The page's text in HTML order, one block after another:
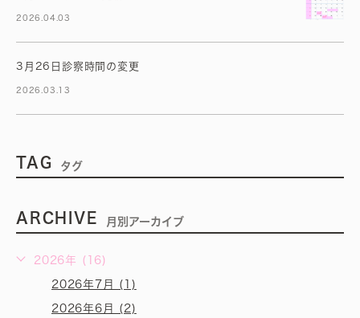
2026.04.03
3月26日診察時間の変更
2026.03.13
TAG タグ
ARCHIVE 月別アーカイブ
2026年 (16)
2026年7月 (1)
2026年6月 (2)